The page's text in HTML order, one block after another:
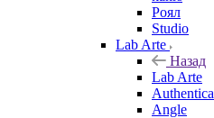
Роял
Studio
Lab Arte
Назад
Lab Arte
Authentica
Angle